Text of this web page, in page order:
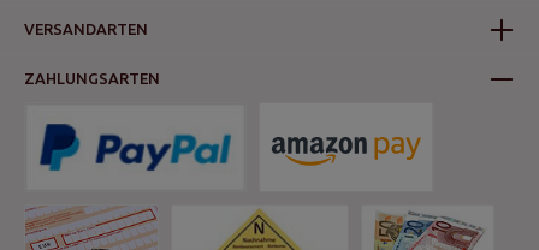
VERSANDARTEN
ZAHLUNGSARTEN